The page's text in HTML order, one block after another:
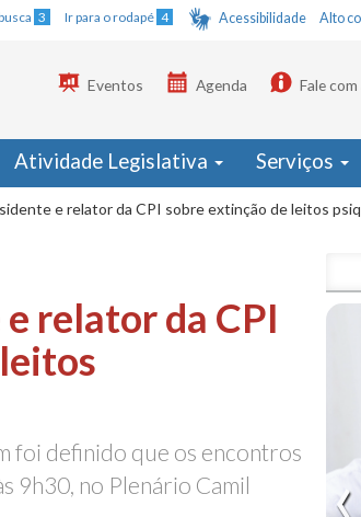
3 Ir para o rodapé 4 Acessibilidade Alto
Eventos Agenda Fale
Atividade Legislativa Serviços
e relator da CPI sobre extinção de leitos
relator da CPI
foi definido que os encontros
9h30, no Plenário Camil